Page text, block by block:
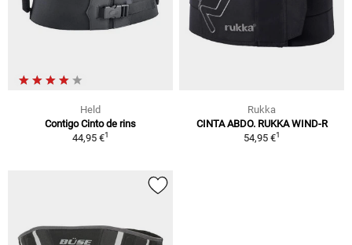
Held
Contigo Cinto de rins
44,95 €1
Rukka
CINTA ABDO. RUKKA WIND-R
54,95 €1